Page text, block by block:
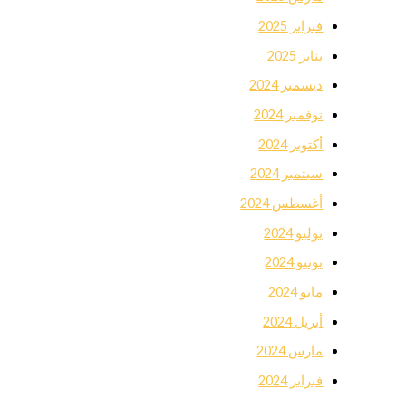
فبراير 2025
يناير 2025
ديسمبر 2024
نوفمبر 2024
أكتوبر 2024
سبتمبر 2024
أغسطس 2024
يوليو 2024
يونيو 2024
مايو 2024
أبريل 2024
مارس 2024
فبراير 2024